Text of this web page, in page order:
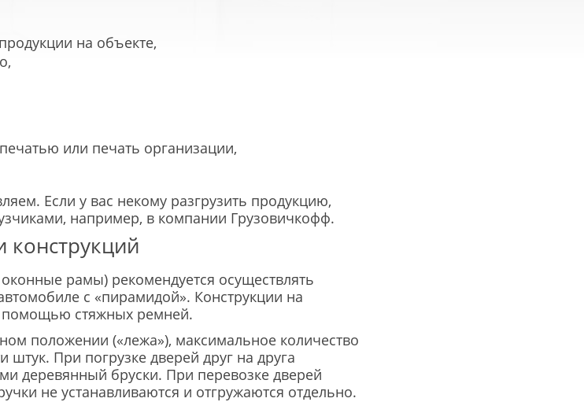
на объекте,
или печать организации,
Если у вас некому разгрузить продукцию,
например, в компании Грузовичкофф.
конструкций
рамы) рекомендуется осуществлять
с «пирамидой». Конструкции на
помощью стяжных ремней.
положении («лежа»), максимальное количество
штук. При погрузке дверей друг на друга
деревянный бруски. При перевозке дверей
не устанавливаются и отгружаются отдельно.